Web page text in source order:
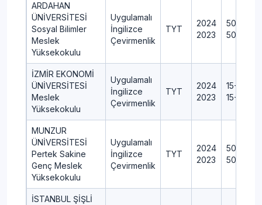
ARDAHAN
ÜNİVERSİTESİ
Sosyal Bilimler
Meslek
Yüksekokulu
Uygulamalı
İngilizce
Çevirmenlik
TYT
2024
2023
İZMİR EKONOMİ
ÜNİVERSİTESİ
Meslek
Yüksekokulu
Uygulamalı
İngilizce
Çevirmenlik
TYT
2024
2023
MUNZUR
ÜNİVERSİTESİ
Pertek Sakine
Genç Meslek
Yüksekokulu
Uygulamalı
İngilizce
Çevirmenlik
TYT
2024
2023
İSTANBUL ŞİŞLİ